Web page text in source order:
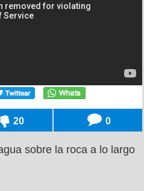
20 0
sobre la roca a lo largo